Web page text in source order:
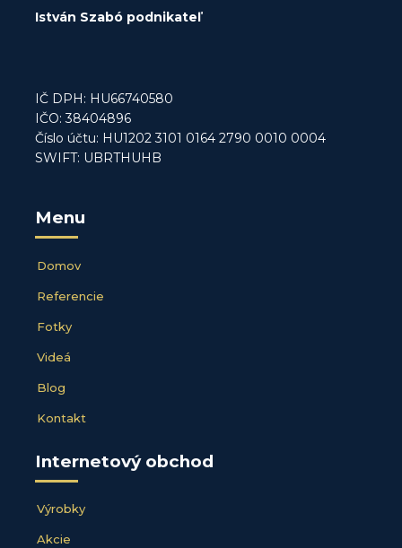
István Szabó podnikateľ
IČ DPH: HU66740580
IČO: 38404896
Číslo účtu: HU1202 3101 0164 2790 0010 0004
SWIFT: UBRTHUHB
Menu
Domov
Referencie
Fotky
Videá
Blog
Kontakt
Internetový obchod
Výrobky
Akcie